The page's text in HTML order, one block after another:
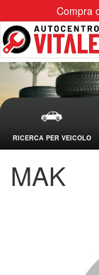
Compra
RICERCA PER VEICOLO
MAK